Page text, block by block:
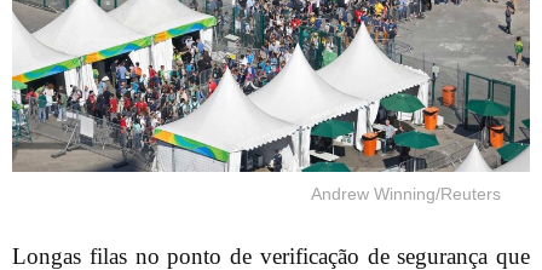
Andrew Winning/Reuters
Longas filas no ponto de verificação de segurança que